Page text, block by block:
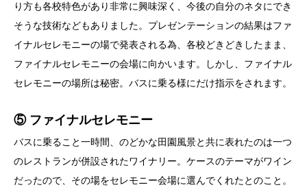
り方も各校特色があり非常に興味深く、今後の自分のネタにでき
そうな技術などもありました。プレゼンテーションの結果はファ
イナルセレモニーの場で発表される為、各校どきどきしたまま、
ファイナルセレモニーの会場に向かいます。しかし、ファイナル
セレモニーの場所は秘密。バスに乗る様にだけ指示をされます。
⑤ ファイナルセレモニー
バスに乗ること一時間、のどかな田園風景と共に表れたのは一つ
のレストランが併設されたワイナリー。ケースのテーマがワイン
だったので、その場をセレモニー会場に選んでくれたとのこと。